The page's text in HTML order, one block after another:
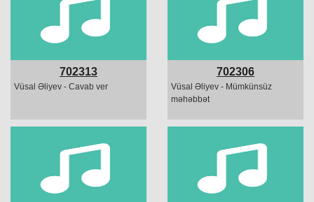
702313
Vüsal Əliyev - Cavab ver
702306
Vüsal Əliyev - Mümkünsüz
məhəbbət